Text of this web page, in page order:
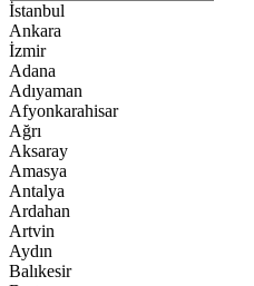
İstanbul
Ankara
İzmir
Adana
Adıyaman
Afyonkarahisar
Ağrı
Aksaray
Amasya
Antalya
Ardahan
Artvin
Aydın
Balıkesir